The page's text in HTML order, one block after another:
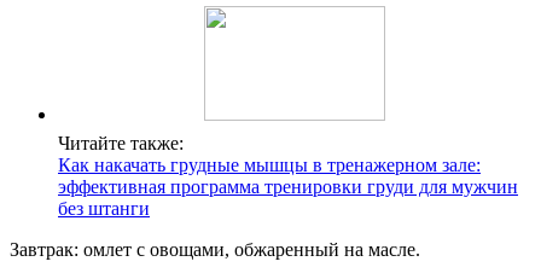
Читайте также:
Как накачать грудные мышцы в тренажерном зале:
эффективная программа тренировки груди для мужчин
без штанги
Завтрак: омлет с овощами, обжаренный на масле.